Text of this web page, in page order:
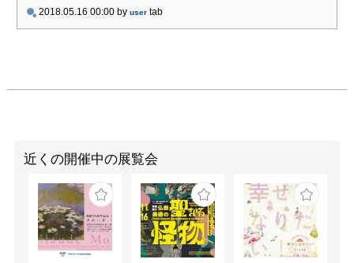
2018.05.16 00:00 by user tab
近くの開催中の展覧会